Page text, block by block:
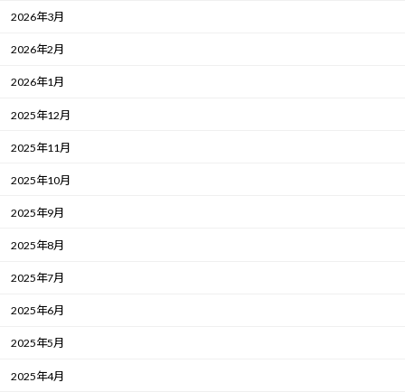
2026年3月
2026年2月
2026年1月
2025年12月
2025年11月
2025年10月
2025年9月
2025年8月
2025年7月
2025年6月
2025年5月
2025年4月